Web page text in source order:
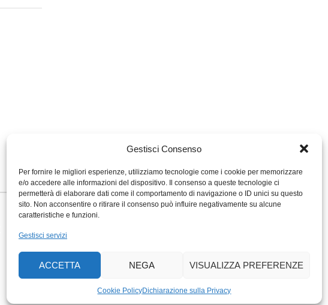
Gestisci Consenso
Per fornire le migliori esperienze, utilizziamo tecnologie come i cookie per memorizzare
e/o accedere alle informazioni del dispositivo. Il consenso a queste tecnologie ci
permetterà di elaborare dati come il comportamento di navigazione o ID unici su questo
sito. Non acconsentire o ritirare il consenso può influire negativamente su alcune
caratteristiche e funzioni.
Gestisci servizi
ACCETTA NEGA VISUALIZZA PREFERENZE
Cookie PolicyDichiarazione sulla Privacy
MIGROS TICINO
PERCENTO CULTURALE
MIGROS TICINO
ACTIV FITNESS TICINO